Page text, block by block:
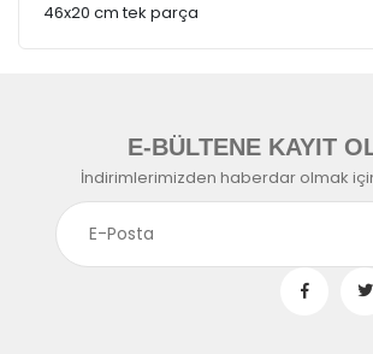
46x20 cm tek parça
E-BÜLTENE KAYIT
İndirimlerimizden haberdar olmak